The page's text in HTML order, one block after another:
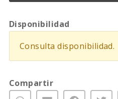
Disponibilidad
Consulta disponibilidad.
Compartir